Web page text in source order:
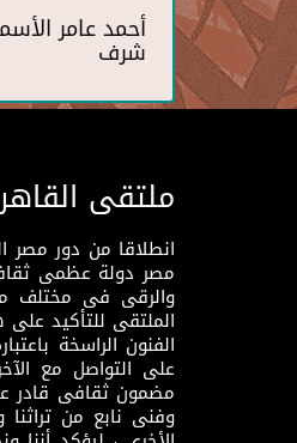
أحمد عامر
شرف
ملتقى
انطلاقا من دور مصر
مصر دولة عظمى
والرقى فى مختلف
الملتقى للتأكيد
الفنون الراسخة
على التواصل مع
وفنى نابع من تراثنا